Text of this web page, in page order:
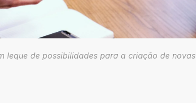
leque de possibilidades para a criação de novas